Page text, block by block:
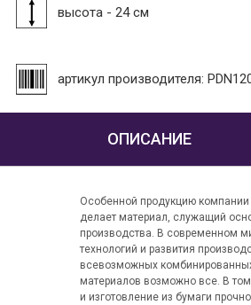
высота - 24 см
артикул производителя:
ОПИСАНИЕ
Особенной продукцию компании
делает материал, служащий
производства. В современном
технологий и развития
всевозможных
материалов возможно все. В
и изготовление из бумаги